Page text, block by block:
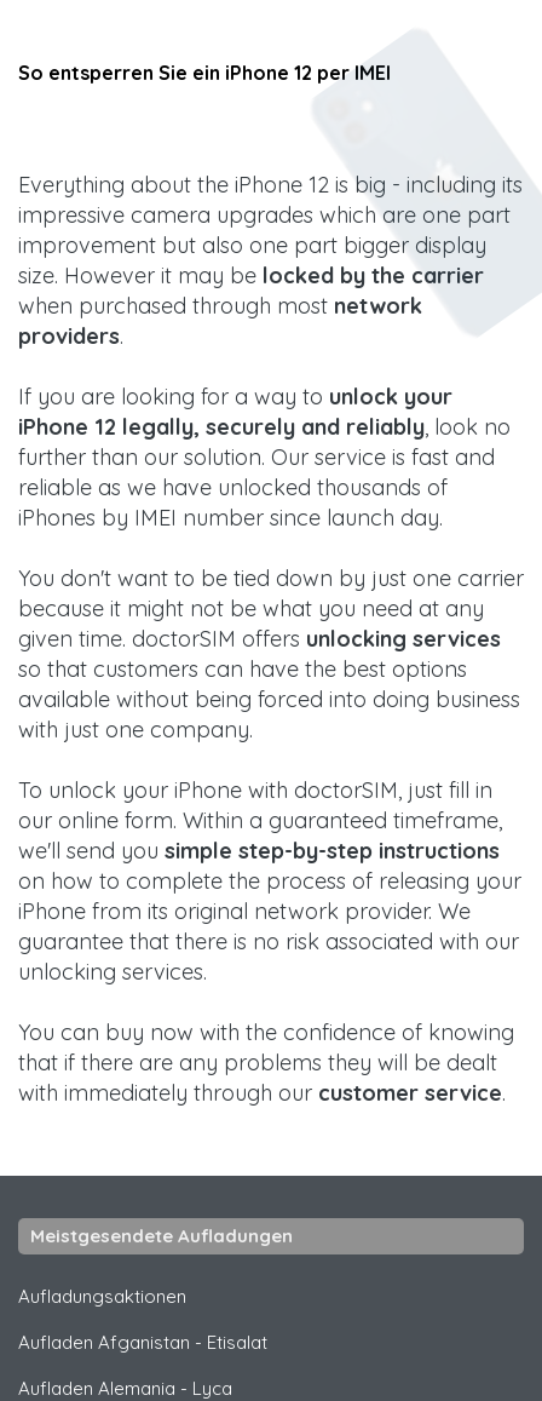
So entsperren Sie ein iPhone 12 per IMEI
Everything about the iPhone 12 is big - including its
impressive camera upgrades which are one part
improvement but also one part bigger display
size. However it may be locked by the carrier
when purchased through most network
providers.
If you are looking for a way to unlock your
iPhone 12 legally, securely and reliably, look no
further than our solution. Our service is fast and
reliable as we have unlocked thousands of
iPhones by IMEI number since launch day.
You don't want to be tied down by just one carrier
because it might not be what you need at any
given time. doctorSIM offers unlocking services
so that customers can have the best options
available without being forced into doing business
with just one company.
To unlock your iPhone with doctorSIM, just fill in
our online form. Within a guaranteed timeframe,
we'll send you simple step-by-step instructions
on how to complete the process of releasing your
iPhone from its original network provider. We
guarantee that there is no risk associated with our
unlocking services.
You can buy now with the confidence of knowing
that if there are any problems they will be dealt
with immediately through our customer service.
Meistgesendete Aufladungen
Aufladungsaktionen
Aufladen Afganistan - Etisalat
Aufladen Alemania - Lyca